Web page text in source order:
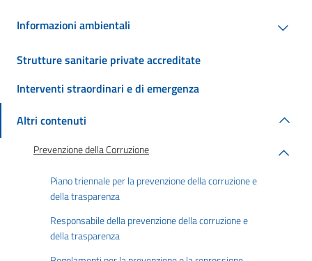
Informazioni ambientali
Strutture sanitarie private accreditate
Interventi straordinari e di emergenza
Altri contenuti
Prevenzione della Corruzione
Piano triennale per la prevenzione della corruzione e
della trasparenza
Responsabile della prevenzione della corruzione e
della trasparenza